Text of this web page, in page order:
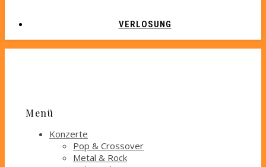
VERLOSUNG
Menü
Konzerte
Pop & Crossover
Metal & Rock